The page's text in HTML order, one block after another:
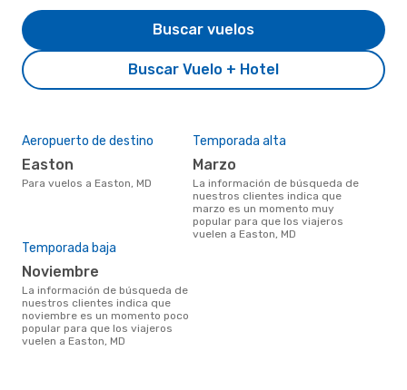
Buscar Vuelo + Hotel
Buscar vuelos
Aeropuerto de destino
Easton
Para vuelos a Easton, MD
Temporada alta
marzo
La información de búsqueda de
nuestros clientes indica que
marzo es un momento muy
popular para que los viajeros
vuelen a Easton, MD
Temporada baja
noviembre
La información de búsqueda de
nuestros clientes indica que
noviembre es un momento poco
popular para que los viajeros
vuelen a Easton, MD